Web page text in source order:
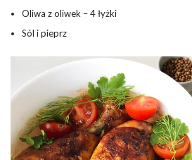
Oliwa z oliwek – 4 łyżki
Sól i pieprz